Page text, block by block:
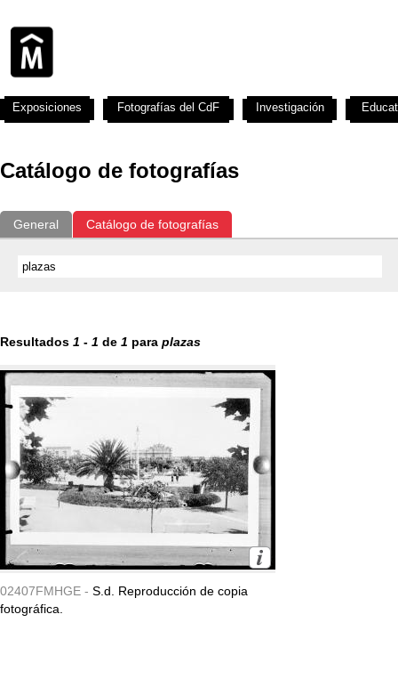
Catálogo de fotografías
General Catálogo de fotografías
Resultados 1 - 1 de 1 para plazas
02407FMHGE - S.d. Reproducción de copia
fotográfica.
Exposiciones Fotografías del CdF Investigación